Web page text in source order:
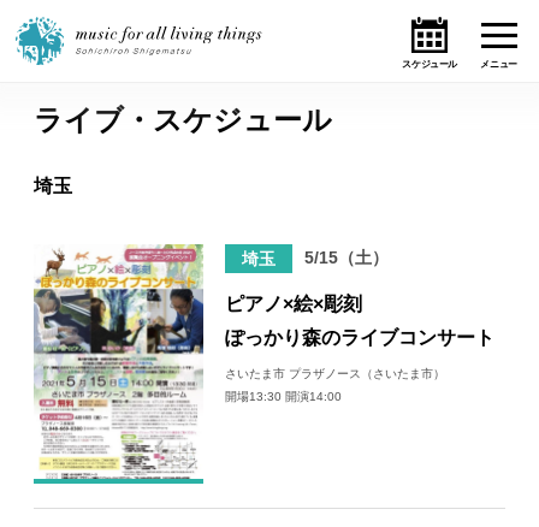
ホーム
テーマ
ライブ・スケジュール
作品
オンライン・ショップ
ギャラリー
ライブ・スケジュール
埼玉
埼玉 5/15（土）
ピアノ×絵×彫刻
ぽっかり森のライブコンサート
さいたま市 プラザノース（さいたま市）
開場13:30 開演14:00